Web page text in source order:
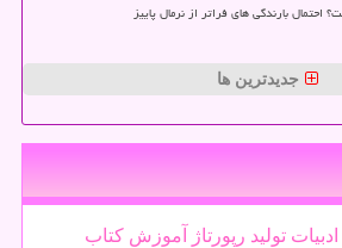
احتمال بارندگی های فراتر از نرمال پاییز
جدیدترین ها
ادبیات تولید رپورتاژ آموزش كتاب